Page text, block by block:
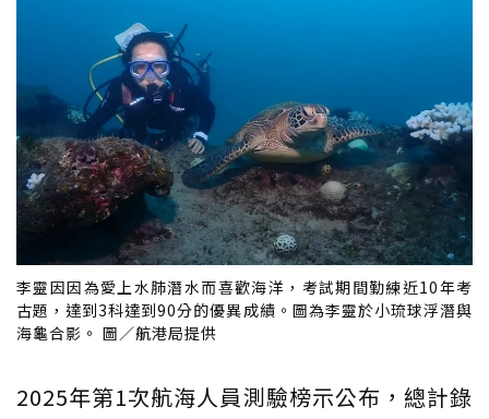
李靈因因為愛上水肺潛水而喜歡海洋，考試期間勤練近10年考
古題，達到3科達到90分的優異成績。圖為李靈於小琉球浮潛與
海龜合影。 圖／航港局提供
2025年第1次航海人員測驗榜示公布，總計錄